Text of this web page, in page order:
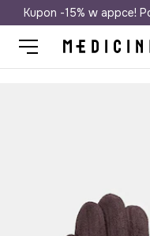
Darmowa
Kupon -15% w appce!